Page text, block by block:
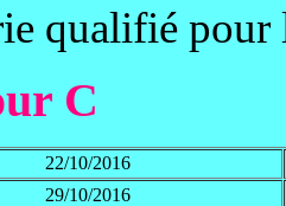
qualifié pour
C
22/10/2016
29/10/2016